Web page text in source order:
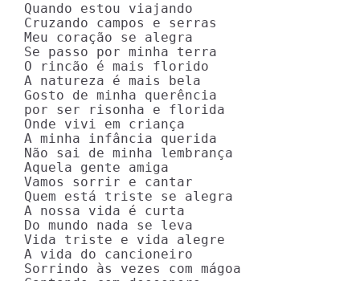
Quando estou viajando
Cruzando campos e serras
Meu coração se alegra
Se passo por minha terra
O rincão é mais florido
A natureza é mais bela
Gosto de minha querência
por ser risonha e florida
Onde vivi em criança
A minha infância querida
Não sai de minha lembrança
Aquela gente amiga
Vamos sorrir e cantar
Quem está triste se alegra
A nossa vida é curta
Do mundo nada se leva
Vida triste e vida alegre
A vida do cancioneiro
Sorrindo às vezes com mágoa